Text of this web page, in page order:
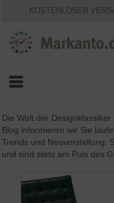
30
25
Die Welt der
Blog informieren wir Sie
Trends und Neuvorstellung.
und sind stets am Puls des